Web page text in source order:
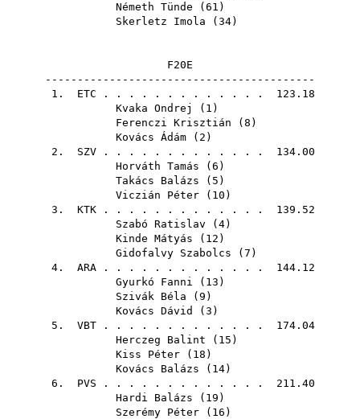
Németh Tünde ( 61 )
Skerletz Imola ( 34)
F20E
------------------------------------------
1. ETC . . . . . . . . . . . . . 123.18
Kvaka Ondrej
( 1 )
Ferenczi Krisztián ( 8 )
Kovács Ádám ( 2 )
2. SZV . . . . . . . . . . . . . 134.00
Horváth Tamás ( 6 )
Takács Balázs ( 5 )
Viczián Péter ( 10 )
3. KTK . . . . . . . . . . . . . 139.52
Szabó Ratislav ( 4)
Kinde Mátyás ( 12 )
Gidofalvy Szabolcs ( 7 )
4. ARA . . . . . . . . . . . . . 144.12
Gyurkó Fanni ( 13 )
Szivák Béla ( 9 )
Kovács Dávid
( 3 )
5. VBT . . . . . . . . . . . . . 174.04
Herczeg Balint ( 15 )
Kiss Péter ( 18 )
Kovács Balázs ( 14)
6. PVS . . . . . . . . . . . . . 211.40
Hardi Balázs ( 19 )
Szerémy Péter ( 16 )